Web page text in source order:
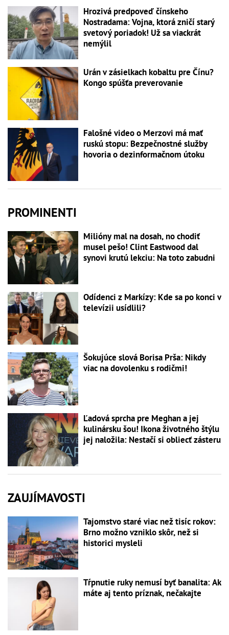
Hrozivá predpoveď čínskeho
Nostradama: Vojna, ktorá zničí starý
svetový poriadok! Už sa viackrát
nemýlil
Urán v zásielkach kobaltu pre Čínu?
Kongo spúšťa preverovanie
Falošné video o Merzovi má mať
ruskú stopu: Bezpečnostné služby
hovoria o dezinformačnom útoku
PROMINENTI
Milióny mal na dosah, no chodiť
musel pešo! Clint Eastwood dal
synovi krutú lekciu: Na toto zabudni
Odídenci z Markízy: Kde sa po konci v
televízii usídlili?
Šokujúce slová Borisa Prša: Nikdy
viac na dovolenku s rodičmi!
Ľadová sprcha pre Meghan a jej
kulinársku šou! Ikona životného štýlu
jej naložila: Nestačí si obliecť zásteru
ZAUJÍMAVOSTI
Tajomstvo staré viac než tisíc rokov:
Brno možno vzniklo skôr, než si
historici mysleli
Tŕpnutie ruky nemusí byť banalita: Ak
máte aj tento príznak, nečakajte